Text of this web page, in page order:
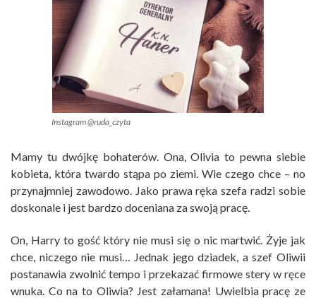
Instagram @ruda_czyta
Mamy tu dwójkę bohaterów. Ona, Olivia to pewna siebie
kobieta, która twardo stąpa po ziemi. Wie czego chce – no
przynajmniej zawodowo. Jako prawa ręka szefa radzi sobie
doskonale i jest bardzo doceniana za swoją pracę.
On, Harry to gość który nie musi się o nic martwić. Żyje jak
chce, niczego nie musi… Jednak jego dziadek, a szef Oliwii
postanawia zwolnić tempo i przekazać firmowe stery w ręce
wnuka. Co na to Oliwia? Jest załamana! Uwielbia pracę ze